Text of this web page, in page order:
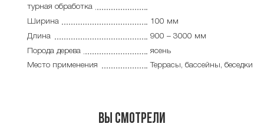
турная обработка
Ширина
100 мм
Длина
900 – 3000 мм
Порода дерева
ясень
Место применения
Террасы, бассейны, беседки
Вы смотрели